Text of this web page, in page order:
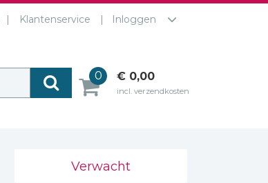
Klantenservice Inloggen
0 € 0,00
incl. verzendkosten
Verwacht